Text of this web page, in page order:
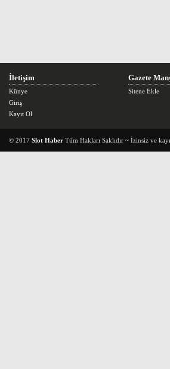
İletişim
Künye
Giriş
Kayıt Ol
Gazete
Sitene Ekle
© 2017 Slot Haber Tüm Hakları Saklıdır ~ İzinsiz ve